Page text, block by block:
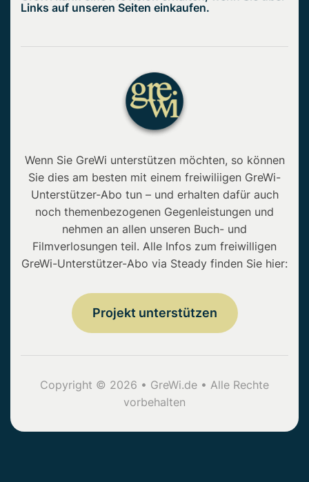
Links auf unseren Seiten einkaufen.
Wenn Sie GreWi unterstützen möchten, so können
Sie dies am besten mit einem freiwiliigen GreWi-
Unterstützer-Abo tun – und erhalten dafür auch
noch themenbezogenen Gegenleistungen und
nehmen an allen unseren Buch- und
Filmverlosungen teil. Alle Infos zum freiwilligen
GreWi-Unterstützer-Abo via Steady finden Sie hier:
Projekt unterstützen
Copyright © 2026 • GreWi.de • Alle Rechte
vorbehalten